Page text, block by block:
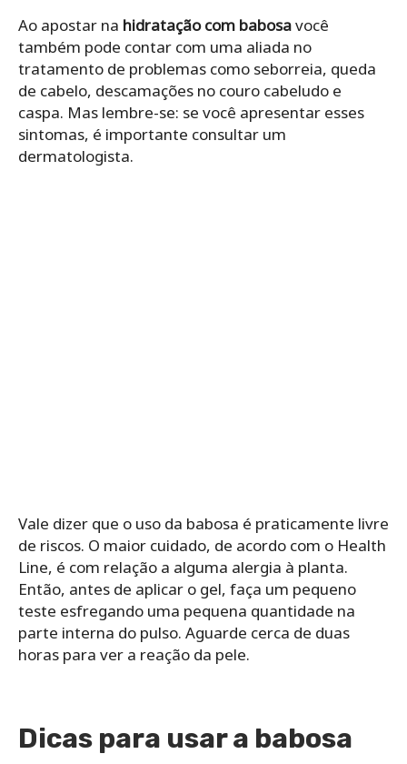
Ao apostar na hidratação com babosavocê
também pode contar com uma aliada no
tratamento de problemas como seborreia, queda
de cabelo, descamações no couro cabeludo e
caspa. Mas lembre-se: se você apresentar esses
sintomas, é importante consultar um
dermatologista.
Vale dizer que o uso da babosa é praticamente livre
de riscos. O maior cuidado, de acordo com o Health
Line, é com relação a alguma alergia à planta.
Então, antes de aplicar o gel, faça um pequeno
teste esfregando uma pequena quantidade na
parte interna do pulso. Aguarde cerca de duas
horas para ver a reação da pele.
Dicas para usar a babosa